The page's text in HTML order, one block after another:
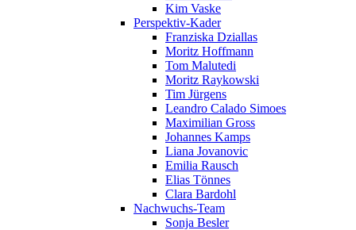
Kim Vaske
Perspektiv-Kader
Franziska Dziallas
Moritz Hoffmann
Tom Malutedi
Moritz Raykowski
Tim Jürgens
Leandro Calado Simoes
Maximilian Gross
Johannes Kamps
Liana Jovanovic
Emilia Rausch
Elias Tönnes
Clara Bardohl
Nachwuchs-Team
Sonja Besler